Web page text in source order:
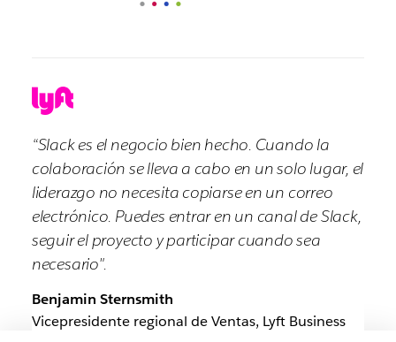
“Slack es el negocio bien hecho. Cuando la
colaboración se lleva a cabo en un solo lugar, el
liderazgo no necesita copiarse en un correo
electrónico. Puedes entrar en un canal de Slack,
seguir el proyecto y participar cuando sea
necesario".
Benjamin Sternsmith
Vicepresidente regional de Ventas, Lyft Business